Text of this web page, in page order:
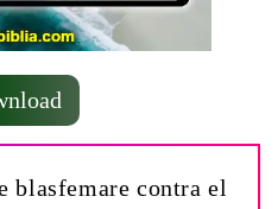
blasfemare contra el